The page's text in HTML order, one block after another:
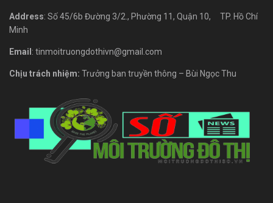
Address: Số 45/6b Đường 3/2., Phường 11, Quận 10, TP. Hồ Chí
Minh
Email : tinmoitruongdothivn@gmail.com
Chịu trách nhiệm: Trưởng ban truyền thông – Bùi Ngọc Thu